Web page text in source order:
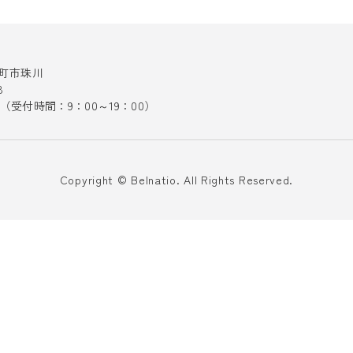
市珠川
受付時間：9：00～19：00）
Copyright © Belnatio. All Rights Reserved.